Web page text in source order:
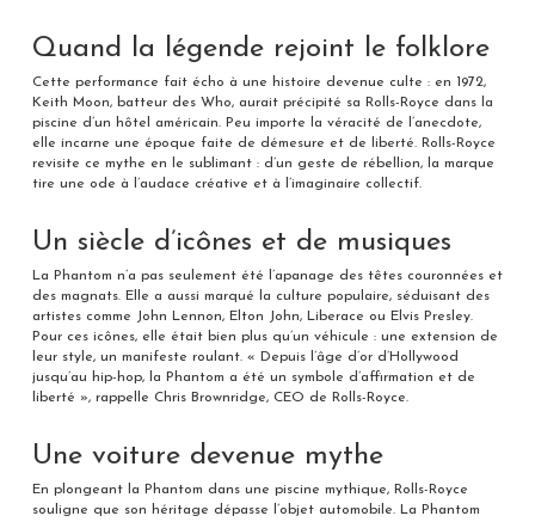
Quand la légende rejoint le folklore
Cette performance fait écho à une histoire devenue culte : en 1972,
Keith Moon, batteur des Who, aurait précipité sa Rolls-Royce dans la
piscine d’un hôtel américain. Peu importe la véracité de l’anecdote,
elle incarne une époque faite de démesure et de liberté. Rolls-Royce
revisite ce mythe en le sublimant : d’un geste de rébellion, la marque
tire une ode à l’audace créative et à l’imaginaire collectif.
Un siècle d’icônes et de musiques
La Phantom n’a pas seulement été l’apanage des têtes couronnées et
des magnats. Elle a aussi marqué la culture populaire, séduisant des
artistes comme John Lennon, Elton John, Liberace ou Elvis Presley.
Pour ces icônes, elle était bien plus qu’un véhicule : une extension de
leur style, un manifeste roulant. « Depuis l’âge d’or d’Hollywood
jusqu’au hip-hop, la Phantom a été un symbole d’affirmation et de
liberté », rappelle Chris Brownridge, CEO de Rolls-Royce.
Une voiture devenue mythe
En plongeant la Phantom dans une piscine mythique, Rolls-Royce
souligne que son héritage dépasse l’objet automobile. La Phantom